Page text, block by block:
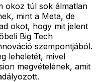
okoz túl sok álmatlan
mint a Meta, de
okot, hogy mit jelent
Big Tech
szempontjából.
leheletét, mivel
megvételének, amit